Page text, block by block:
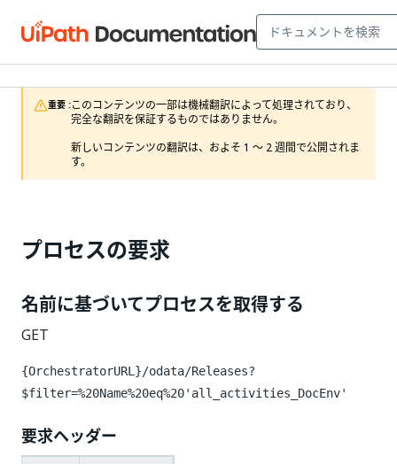
重要 :このコンテンツの一部は機械翻訳によって処理されており、
完全な翻訳を保証するものではありません。
新しいコンテンツの翻訳は、およそ 1 ～ 2 週間で公開されま
す。
プロセスの要求
名前に基づいてプロセスを取得する
GET
{OrchestratorURL}/odata/Releases?
$filter=%20Name%20eq%20'all_activities_DocEnv'
要求ヘッダー